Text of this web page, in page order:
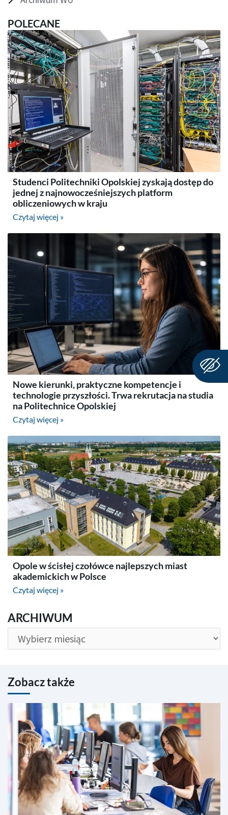
POLECANE
Studenci Politechniki Opolskiej zyskają dostęp do
jednej z najnowocześniejszych platform
obliczeniowych w kraju
Czytaj więcej »
Nowe kierunki, praktyczne kompetencje i
technologie przyszłości. Trwa rekrutacja na studia
na Politechnice Opolskiej
Czytaj więcej »
Opole w ścisłej czołówce najlepszych miast
akademickich w Polsce
Czytaj więcej »
ARCHIWUM
ARCHIWUM
Zobacz także